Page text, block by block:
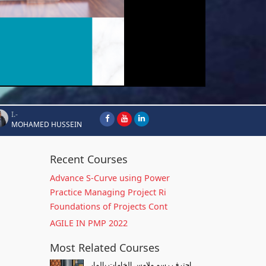
I.-
MOHAMED HUSSEIN
Recent Courses
Advance S-Curve using Power
Practice Managing Project Ri
Foundations of Projects Cont
AGILE IN PMP 2022
Most Related Courses